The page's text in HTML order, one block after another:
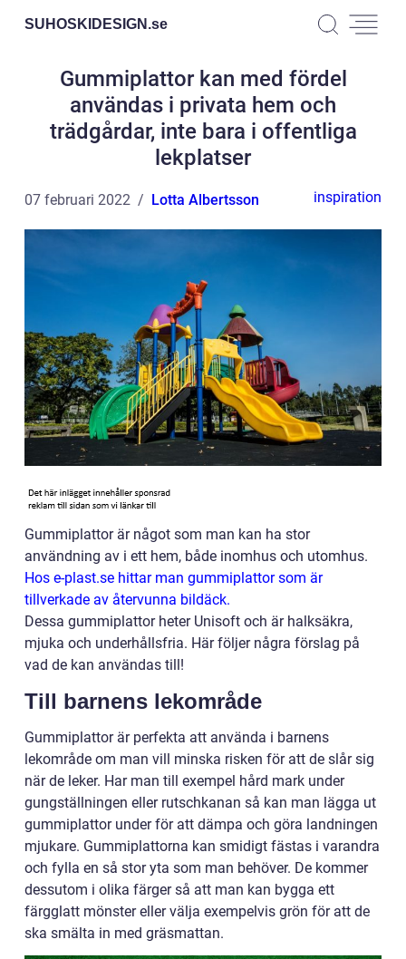
SUHOSKIDESIGN.se
Gummiplattor kan med fördel
användas i privata hem och
trädgårdar, inte bara i offentliga
lekplatser
07 februari 2022 Lotta Albertsson inspiration
Gummiplattor är något som man kan ha stor
användning av i ett hem, både inomhus och utomhus.
Hos e-plast.se hittar man gummiplattor som är
tillverkade av återvunna bildäck.
Dessa gummiplattor heter Unisoft och är halksäkra,
mjuka och underhållsfria. Här följer några förslag på
vad de kan användas till!
Till barnens lekområde
Gummiplattor är perfekta att använda i barnens
lekområde om man vill minska risken för att de slår sig
när de leker. Har man till exempel hård mark under
gungställningen eller rutschkanan så kan man lägga ut
gummiplattor under för att dämpa och göra landningen
mjukare. Gummiplattorna kan smidigt fästas i varandra
och fylla en så stor yta som man behöver. De kommer
dessutom i olika färger så att man kan bygga ett
färgglatt mönster eller välja exempelvis grön för att de
ska smälta in med gräsmattan.